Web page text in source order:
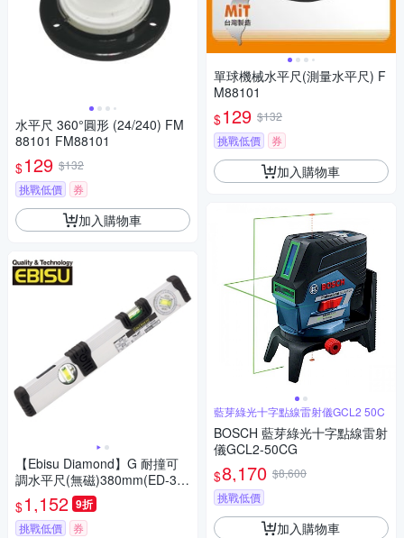
水平尺 360°圓形 (24/240) FM
88101 FM88101
$129 $132
挑戰低價
券
加入購物車
【Ebisu Diamond】G 耐撞可
調水平尺(無磁)380mm(ED-38
GAN-15 )
$1,152 9折
挑戰低價 券
單球機械水平尺(測量水平尺) F
M88101
$129 $132
挑戰低價
券
加入購物車
藍芽綠光十字點線雷射儀GCL2 50C
BOSCH 藍芽綠光十字點線雷射
儀GCL2-50CG
$8,170 $8,600
挑戰低價
加入購物車